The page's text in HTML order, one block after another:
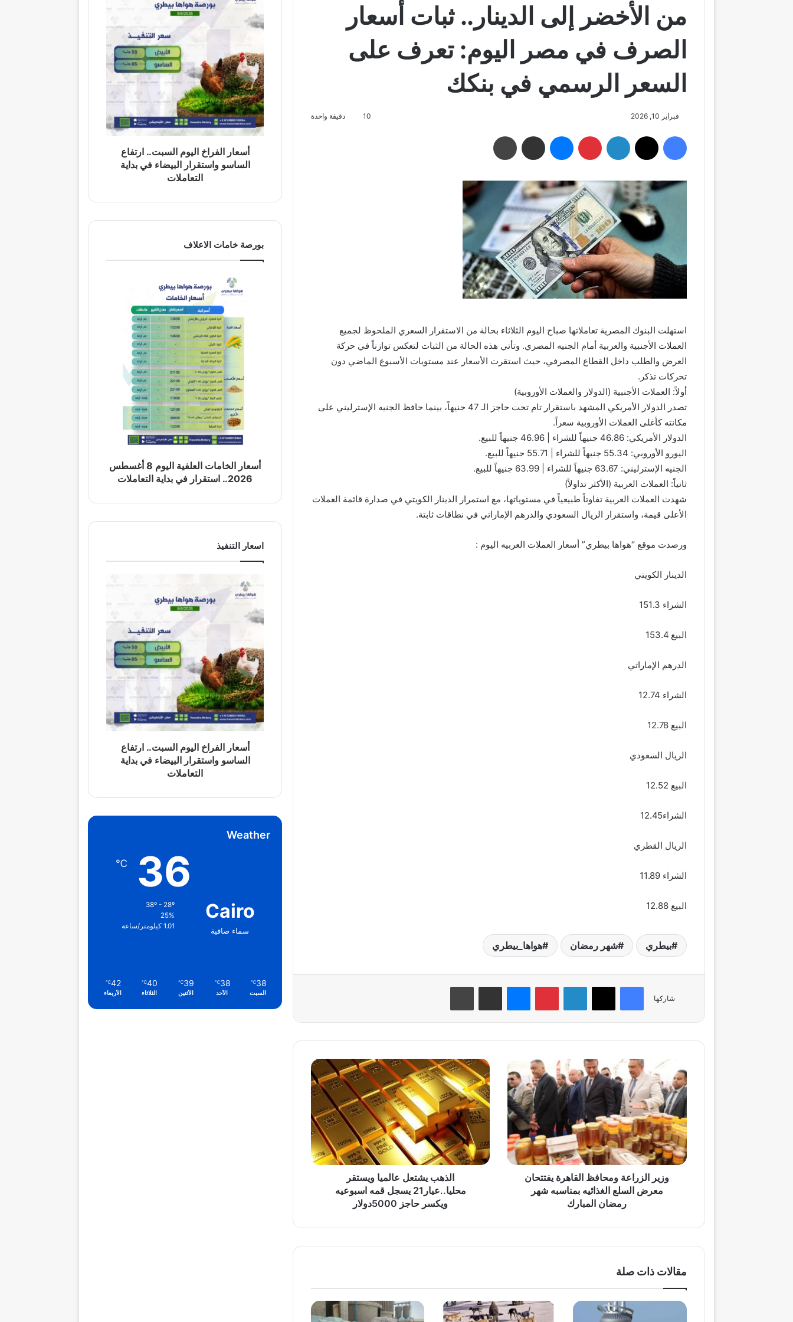
من الأخضر إلى الدينار.. ثبات أسعار
الصرف في مصر اليوم: تعرف على
السعر الرسمي في بنكك
فبراير 10, 2026 10 دقيقة واحدة
فيسبوك لينكدإن بينتيريست ماسنجر مشاركة عبر البريد
​استهلت البنوك المصرية تعاملاتها صباح اليوم الثلاثاء بحالة من الاستقرار السعري الملحوظ لجميع
العملات الأجنبية والعربية أمام الجنيه المصري. وتأتي هذه الحالة من الثبات لتعكس توازناً في حركة
العرض والطلب داخل القطاع المصرفي، حيث استقرت الأسعار عند مستويات الأسبوع الماضي دون
تحركات تذكر.
​أولاً: العملات الأجنبية (الدولار والعملات الأوروبية)
​تصدر الدولار الأمريكي المشهد باستقرار تام تحت حاجز الـ 47 جنيهاً، بينما حافظ الجنيه الإسترليني على
مكانته كأغلى العملات الأوروبية سعراً.
​الدولار الأمريكي: 46.86 جنيهاً للشراء | 46.96 جنيهاً للبيع.
​اليورو الأوروبي: 55.34 جنيهاً للشراء | 55.71 جنيهاً للبيع.
​الجنيه الإسترليني: 63.67 جنيهاً للشراء | 63.99 جنيهاً للبيع.
​ثانياً: العملات العربية (الأكثر تداولاً)
​شهدت العملات العربية تفاوتاً طبيعياً في مستوياتها، مع استمرار الدينار الكويتي في صدارة قائمة العملات
الأعلى قيمة، واستقرار الريال السعودي والدرهم الإماراتي في نطاقات ثابتة.
ورصدت موقع “هواها بيطري” أسعار العملات العربيه اليوم :
الدينار الكويتي
الشراء 151.3
البيع 153.4
الدرهم الإماراتي
الشراء 12.74
البيع 12.78
الريال السعودي
البيع 12.52
الشراء12.45
الريال القطري
الشراء 11.89
البيع 12.88
بيطري شهر رمضان هواها_بيطري
شاركها
فيسبوك ‫X لينكدإن بينتيريستماسنجر مشاركة عبر البريد طباعة
الزراعة
ومحافظ
القاهرة
يفتتحان
معرض
السلع
الغذائيه
بمناسبه
وزير الزراعة ومحافظ القاهرة يفتتحان
معرض السلع الغذائيه بمناسبه شهر
رمضان المبارك
الذهب
يشتعل
عالميا
ويستقر
محليا..عيار21
يسجل
اسبوعيه
ويكسر
الذهب يشتعل عالميا ويستقر
محليا..عيار21 يسجل قمه اسبوعيه
ويكسر حاجز 5000دولار
مقالات ذات صلة
أسعار الفراخ اليوم السبت.. ارتفاع
الساسو واستقرار البيضاء في بداية
التعاملات
بورصة خامات الاعلاف
أسعار الخامات العلفية اليوم 8 أغسطس
2026.. استقرار في بداية التعاملات
اسعار التنفيذ
أسعار الفراخ اليوم السبت.. ارتفاع
الساسو واستقرار البيضاء في بداية
التعاملات
Weather
Cairo
سماء صافية
36
℃
38º - 28º
25%
1.01 كيلومتر/ساعة
38
℃
السبت
38
℃
الأحد
39
℃
الأثنين
40
℃
الثلاثاء
42
℃
الأربعاء